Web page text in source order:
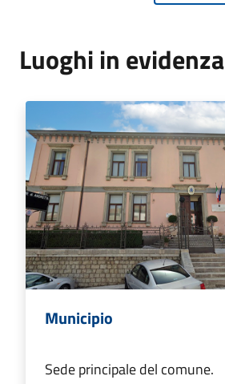
Luoghi in evidenza
Municipio
Sede principale del comune.